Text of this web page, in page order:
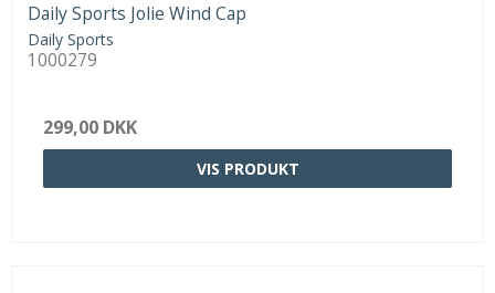
Daily Sports Jolie Wind Cap
Daily Sports
1000279
299,00 DKK
VIS PRODUKT